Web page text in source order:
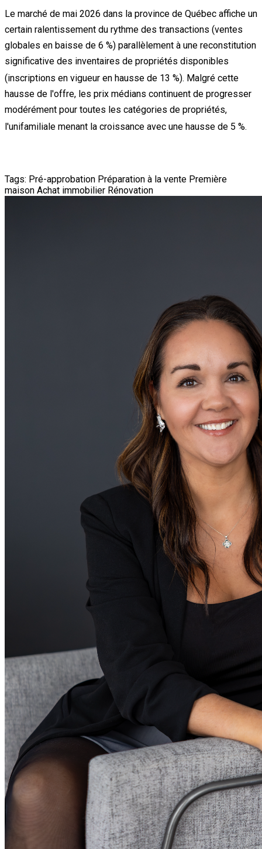
Le marché de mai 2026 dans la province de Québec affiche un
certain ralentissement du rythme des transactions (ventes
globales en baisse de 6 %) parallèlement à une reconstitution
significative des inventaires de propriétés disponibles
(inscriptions en vigueur en hausse de 13 %). Malgré cette
hausse de l'offre, les prix médians continuent de progresser
modérément pour toutes les catégories de propriétés,
l'unifamiliale menant la croissance avec une hausse de 5 %.
Tags: Pré-approbation Préparation à la vente Première
maison Achat immobilier Rénovation